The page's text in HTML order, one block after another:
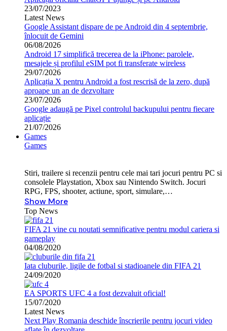
23/07/2023
Latest News
Google Assistant dispare de pe Android din 4 septembrie,
înlocuit de Gemini
06/08/2026
Android 17 simplifică trecerea de la iPhone: parolele,
mesajele și profilul eSIM pot fi transferate wireless
29/07/2026
Aplicația X pentru Android a fost rescrisă de la zero, după
aproape un an de dezvoltare
23/07/2026
Google adaugă pe Pixel controlul backupului pentru fiecare
aplicație
21/07/2026
Games
Games
Stiri, trailere si recenzii pentru cele mai tari jocuri pentru PC si
consolele Playstation, Xbox sau Nintendo Switch. Jocuri
RPG, FPS, shooter, actiune, sport, simulare,…
Show More
Top News
FIFA 21 vine cu noutati semnificative pentru modul cariera si
gameplay
04/08/2020
Iata cluburile, ligile de fotbal si stadioanele din FIFA 21
24/09/2020
EA SPORTS UFC 4 a fost dezvaluit oficial!
15/07/2020
Latest News
Next Play Romania deschide înscrierile pentru jocuri video